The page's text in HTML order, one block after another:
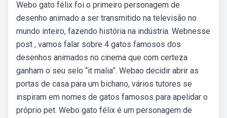
Webo gato félix foi o primeiro personagem de
desenho animado a ser transmitido na televisão no
mundo inteiro, fazendo história na indústria. Webnesse
post , vamos falar sobre 4 gatos famosos dos
desenhos animados no cinema que com certeza
ganham o seu selo “it malia”. Webao decidir abrir as
portas de casa para um bichano, vários tutores se
inspiram em nomes de gatos famosos para apelidar o
próprio pet. Webo gato félix é um personagem de